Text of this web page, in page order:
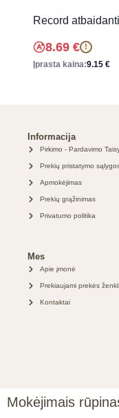
Record
8.69 € !
Įprasta kaina:9.15 €
Informacija
Pirkimo - Pardavimo
Prekių pristatymo
Apmokėjimas
Prekių grąžinimas
Privatumo politika
Mes
Apie įmonė
Prekiaujami prekės
Kontaktai
Mokėjimais